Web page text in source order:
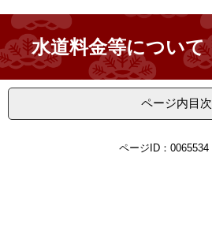
水道料金等について
ページ内目次
ページID：0065534